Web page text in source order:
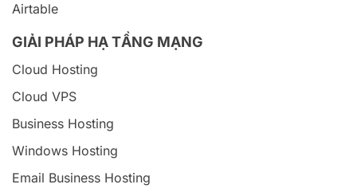
Airtable
GIẢI PHÁP HẠ TẦNG MẠNG
Cloud Hosting
Cloud VPS
Business Hosting
Windows Hosting
Email Business Hosting